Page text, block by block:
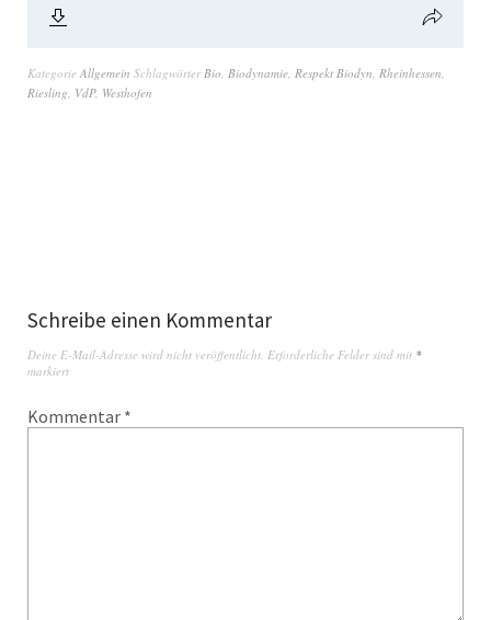
Kategorie Allgemein Schlagwörter Bio Biodynamie Respekt Biodyn Rheinhessen
Riesling VdP, Westhofen
Schreibe einen Kommentar
Deine E-Mail-Adresse wird nicht veröffentlicht. Erforderliche Felder sind mit *
markiert
Kommentar *